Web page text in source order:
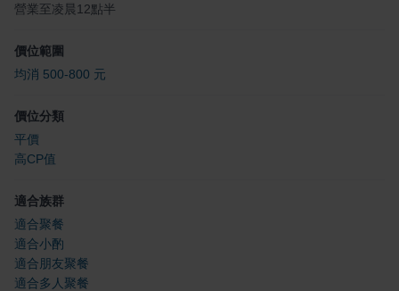
營業至凌晨12點半
價位範圍
均消 500-800 元
價位分類
平價
高CP值
適合族群
適合聚餐
適合小酌
適合朋友聚餐
適合多人聚餐